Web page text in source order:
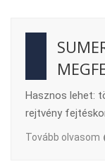
Hasznos lehet:
rejtvény
Tovább olvasom